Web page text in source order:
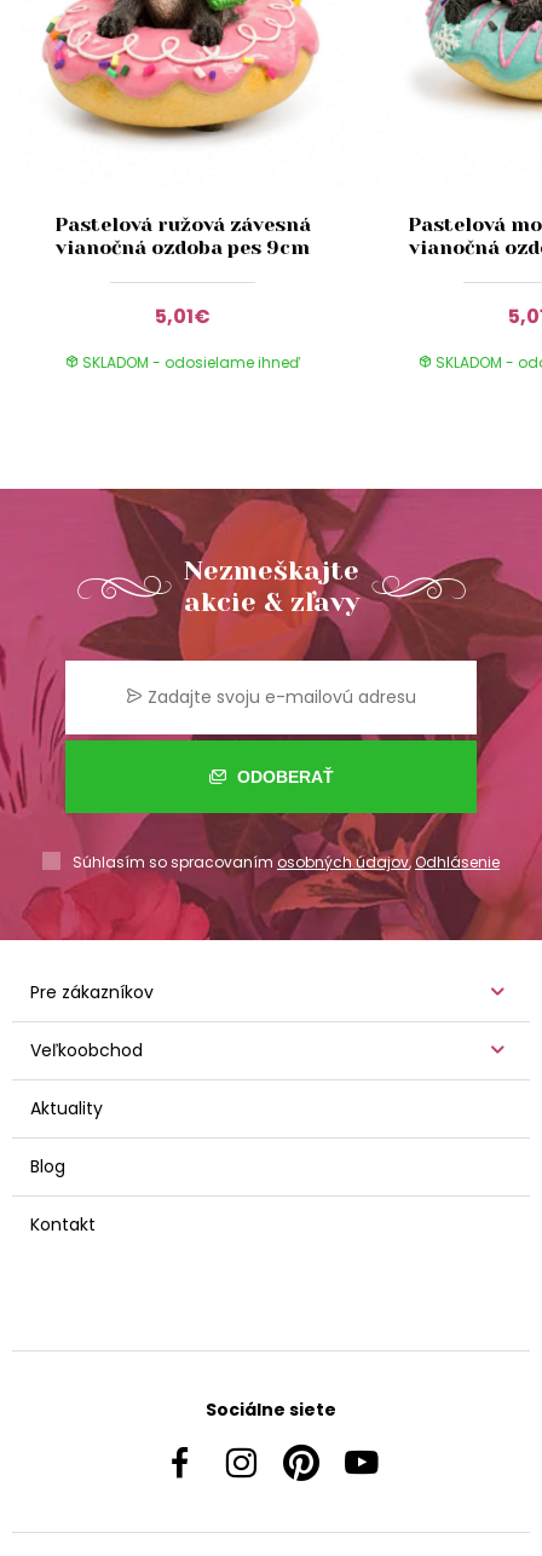
Pastelová ružová závesná
vianočná ozdoba pes 9cm
5,01€
SKLADOM - odosielame ihneď
Pastelová
vianočná
SKLADOM -
Nezmeškajte
akcie & zľavy
ODOBERAŤ
Súhlasím so spracovaním osobných údajov,Odhlásenie
Pre zákazníkov
Veľkoobchod
Aktuality
Blog
Kontakt
Sociálne siete